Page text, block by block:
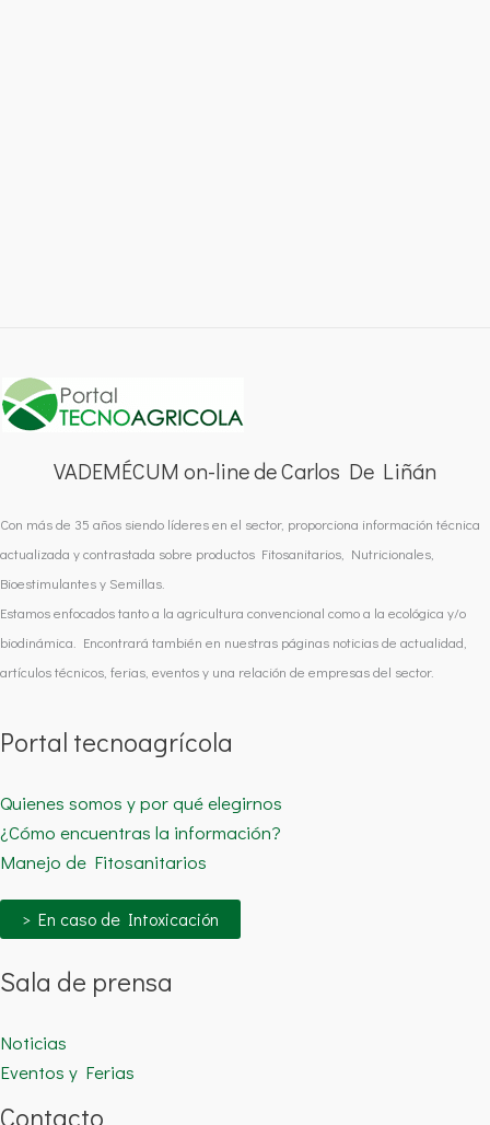
VADEMÉCUM on-line de Carlos De Liñán
Con más de 35 años siendo líderes en el sector, proporciona información técnica
actualizada y contrastada sobre productos Fitosanitarios, Nutricionales,
Bioestimulantes y Semillas.
Estamos enfocados tanto a la agricultura convencional como a la ecológica y/o
biodinámica. Encontrará también en nuestras páginas noticias de actualidad,
artículos técnicos, ferias, eventos y una relación de empresas del sector.
Portal tecnoagrícola
Quienes somos y por qué elegirnos
¿Cómo encuentras la información?
Manejo de Fitosanitarios
> En caso de Intoxicación
Sala de prensa
Noticias
Eventos y Ferias
Contacto